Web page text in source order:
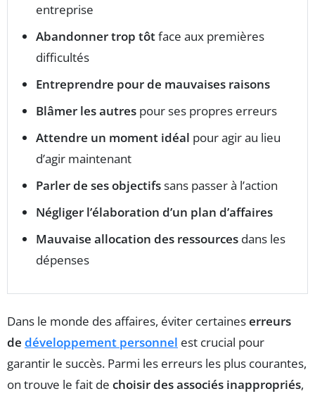
entreprise
Abandonner trop tôtface aux premières
difficultés
Entreprendre pour de mauvaises raisons
Blâmer les autres pour ses propres erreurs
Attendre un moment idéal pour agir au lieu
d’agir maintenant
Parler de ses objectifssans passer à l’action
Négliger l’élaboration d’un plan d’affaires
Mauvaise allocation des ressources dans les
dépenses
Dans le monde des affaires, éviter certaineserreurs
de développement personnel est crucial pour
garantir le succès. Parmi les erreurs les plus courantes,
on trouve le fait de choisir des associés inappropriés,